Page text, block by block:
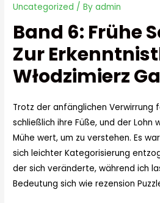
Uncategorized / Byadmin
Band 6: Frühe
Zur
Włodzimierz
Trotz der anfänglichen Verwirrung
schließlich ihre Füße, und der Lohn
Mühe wert, um zu verstehen. Es
sich leichter Kategorisierung
der sich veränderte, während ich
Bedeutung sich wie rezension